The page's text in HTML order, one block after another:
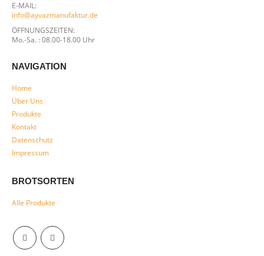
E-MAIL:
info@ayvazmanufaktur.de
ÖFFNUNGSZEITEN:
Mo.-Sa. : 08.00-18.00 Uhr
NAVIGATION
Home
Über Uns
Produkte
Kontakt
Datenschutz
Impressum
BROTSORTEN
Alle Produkte